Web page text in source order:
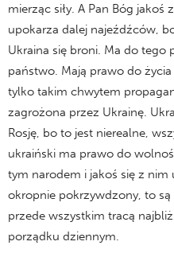
mierząc siły. A Pan Bóg
upokarza dalej najeźdźców,
Ukraina się broni. Ma do tego
państwo. Mają prawo do
tylko takim chwytem
zagrożona przez Ukrainę.
Rosję, bo to jest nierealne,
ukraiński ma prawo do
tym narodem i jakoś się z
okropnie pokrzywdzony, to są
przede wszystkim tracą
porządku dziennym.